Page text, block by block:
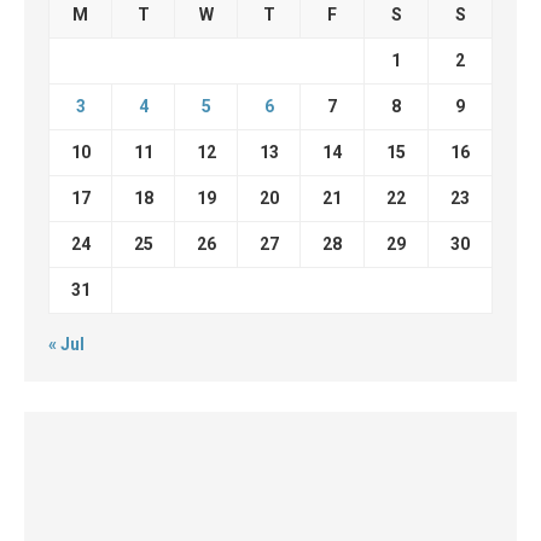
M T W T F S S
1 2
3 4 5 6 7 8 9
10 11 12 13 14 15 16
17 18 19 20 21 22 23
24 25 26 27 28 29 30
31
« Jul